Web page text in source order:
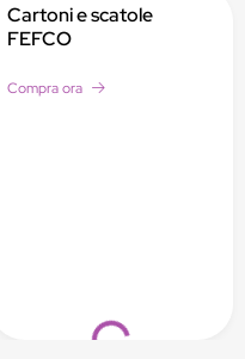
Loading...
Cartoni e scatole
FEFCO
Compra ora